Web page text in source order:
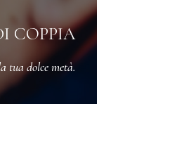
COPPIA
tua dolce metà.